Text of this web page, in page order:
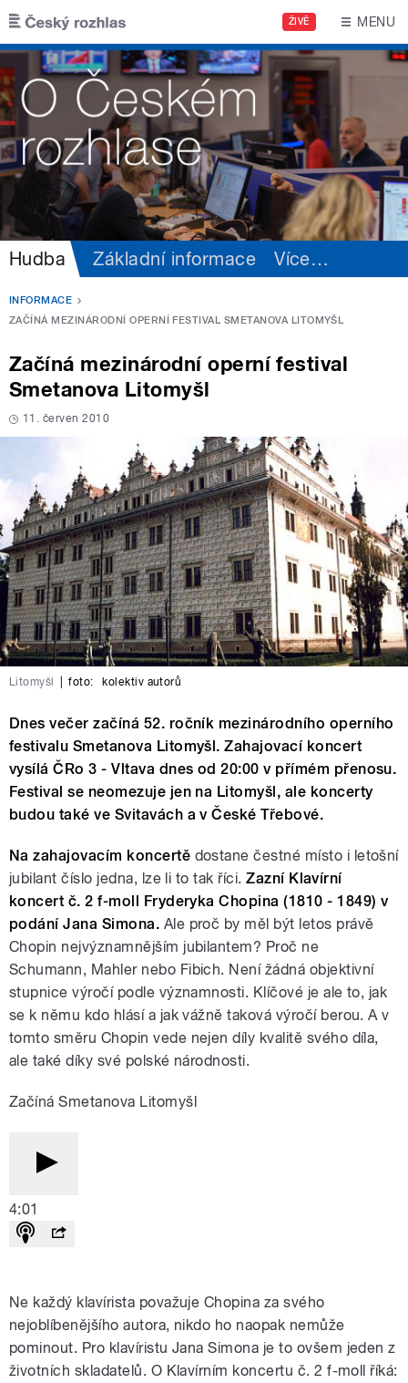
Přejít k hlavnímu obsahu
ŽIVĚ MENU
Hudba Základní informace Více…
INFORMACE
ZAČÍNÁ MEZINÁRODNÍ OPERNÍ FESTIVAL SMETANOVA LITOMYŠL
Začíná mezinárodní operní festival
Smetanova Litomyšl
11. červen 2010
Litomyšl foto: kolektiv autorů
Dnes večer začíná 52. ročník mezinárodního operního
festivalu Smetanova Litomyšl. Zahajovací koncert
vysílá ČRo 3 - Vltava dnes od 20:00 v přímém přenosu.
Festival se neomezuje jen na Litomyšl, ale koncerty
budou také ve Svitavách a v České Třebové.
Na zahajovacím koncertě dostane čestné místo i letošní
jubilant číslo jedna, lze li to tak říci.Zazní Klavírní
koncert č. 2 f-moll Fryderyka Chopina (1810 - 1849) v
podání Jana Simona. Ale proč by měl být letos právě
Chopin nejvýznamnějším jubilantem? Proč ne
Schumann, Mahler nebo Fibich. Není žádná objektivní
stupnice výročí podle významnosti. Klíčové je ale to, jak
se k němu kdo hlásí a jak vážně taková výročí berou. A v
tomto směru Chopin vede nejen díly kvalitě svého díla,
ale také díky své polské národnosti.
Začíná Smetanova Litomyšl
4:01
Ne každý klavírista považuje Chopina za svého
nejoblíbenějšího autora, nikdo ho naopak nemůže
pominout. Pro klavíristu Jana Simona je to ovšem jeden z
životních skladatelů. O Klavírním koncertu č. 2 f-moll říká: